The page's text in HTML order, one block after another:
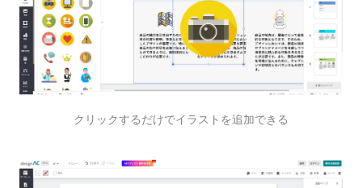
クリックするだけでイラストを追加できる